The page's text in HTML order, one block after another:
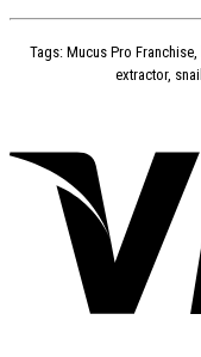
Tags: Mucus Pro Franchise,
extractor,